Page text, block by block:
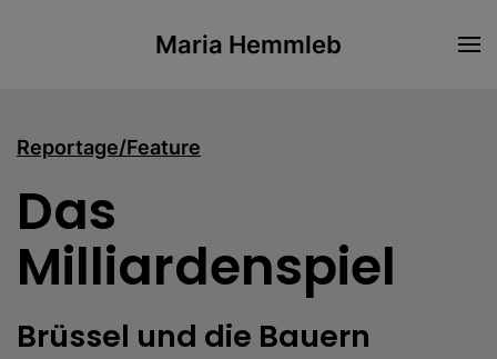
Maria Hemmleb
Reportage/Feature
Das
Milliardenspiel
Brüssel und die Bauern